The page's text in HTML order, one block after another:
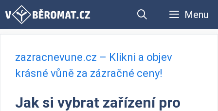
Přeskočit
Menu
zazracnevune.cz – Klikni a objev
krásné vůně za zázračné ceny!
Jak si vybrat zařízení pro